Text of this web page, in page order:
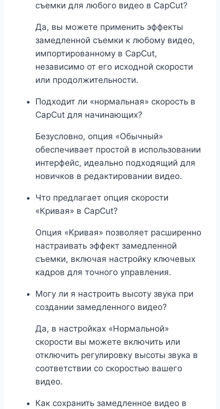
съемки для любого видео в CapCut?
Да, вы можете применить эффекты
замедленной съемки к любому видео,
импортированному в CapCut,
независимо от его исходной скорости
или продолжительности.
Подходит ли «нормальная» скорость в
CapCut для начинающих?
Безусловно, опция «Обычный»
обеспечивает простой в использовании
интерфейс, идеально подходящий для
новичков в редактировании видео.
Что предлагает опция скорости
«Кривая» в CapCut?
Опция «Кривая» позволяет расширенно
настраивать эффект замедленной
съемки, включая настройку ключевых
кадров для точного управления.
Могу ли я настроить высоту звука при
создании замедленного видео?
Да, в настройках «Нормальной»
скорости вы можете включить или
отключить регулировку высоты звука в
соответствии со скоростью вашего
видео.
Как сохранить замедленное видео в